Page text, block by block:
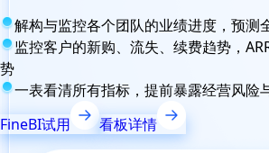
解构与监控各个团队的业绩进度，预测
监控客户的新购、流失、续费趋势，
势
一表看清所有指标，提前暴露经营风险
FineBI试用
看板详情